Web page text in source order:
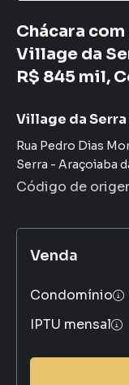
Chácara
Village da
R$ 845 mil,
Village da Serra
Rua Pedro Dias
Serra - Araçoiaba
Código de
Venda
Condomínio
IPTU mensal